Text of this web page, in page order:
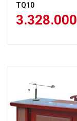
TQ10
3.328.000